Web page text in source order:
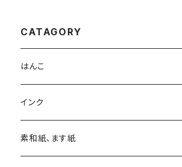
CATAGORY
はんこ
四季の印
四季の印・こばこ
インク
アートニックS
素和紙、ます紙